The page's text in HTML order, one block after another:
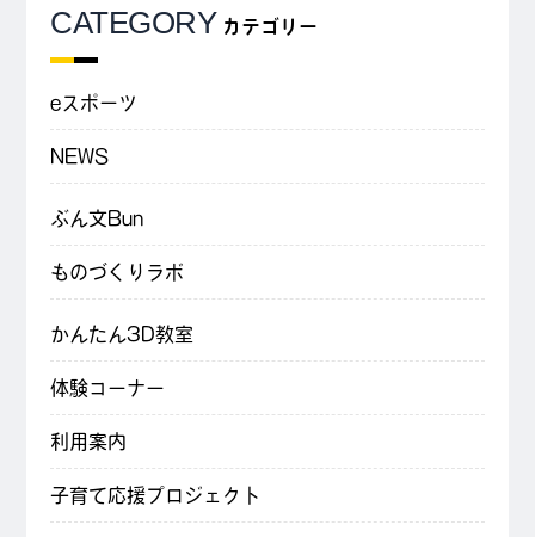
CATEGORY カテゴリー
eスポーツ
NEWS
ぶん文Bun
ものづくりラボ
かんたん3D教室
体験コーナー
利用案内
子育て応援プロジェクト